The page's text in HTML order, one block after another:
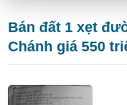
Bán đất 1 xẹt
Chánh giá 550